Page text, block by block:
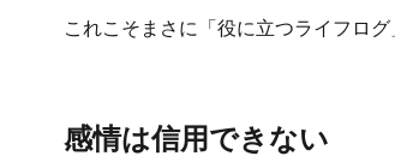
これこそまさに「役に立つライフロ
感情は信用できない